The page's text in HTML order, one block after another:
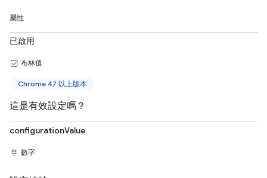
屬性
已啟用
布林值
Chrome 47 以上版本
這是有效設定嗎？
configurationValue
數字